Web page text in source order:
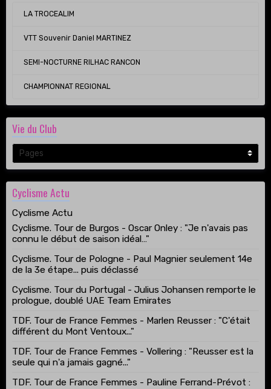
LA TROCEALIM
VTT Souvenir Daniel MARTINEZ
SEMI-NOCTURNE RILHAC RANCON
CHAMPIONNAT REGIONAL
Vie du Club
Cyclisme Actu
Cyclisme Actu
Cyclisme. Tour de Burgos - Oscar Onley : "Je n'avais pas
connu le début de saison idéal…"
Cyclisme. Tour de Pologne - Paul Magnier seulement 14e
de la 3e étape... puis déclassé
Cyclisme. Tour du Portugal - Julius Johansen remporte le
prologue, doublé UAE Team Emirates
TDF. Tour de France Femmes - Marlen Reusser : "C'était
différent du Mont Ventoux..."
TDF. Tour de France Femmes - Vollering : "Reusser est la
seule qui n'a jamais gagné..."
TDF. Tour de France Femmes - Pauline Ferrand-Prévot :